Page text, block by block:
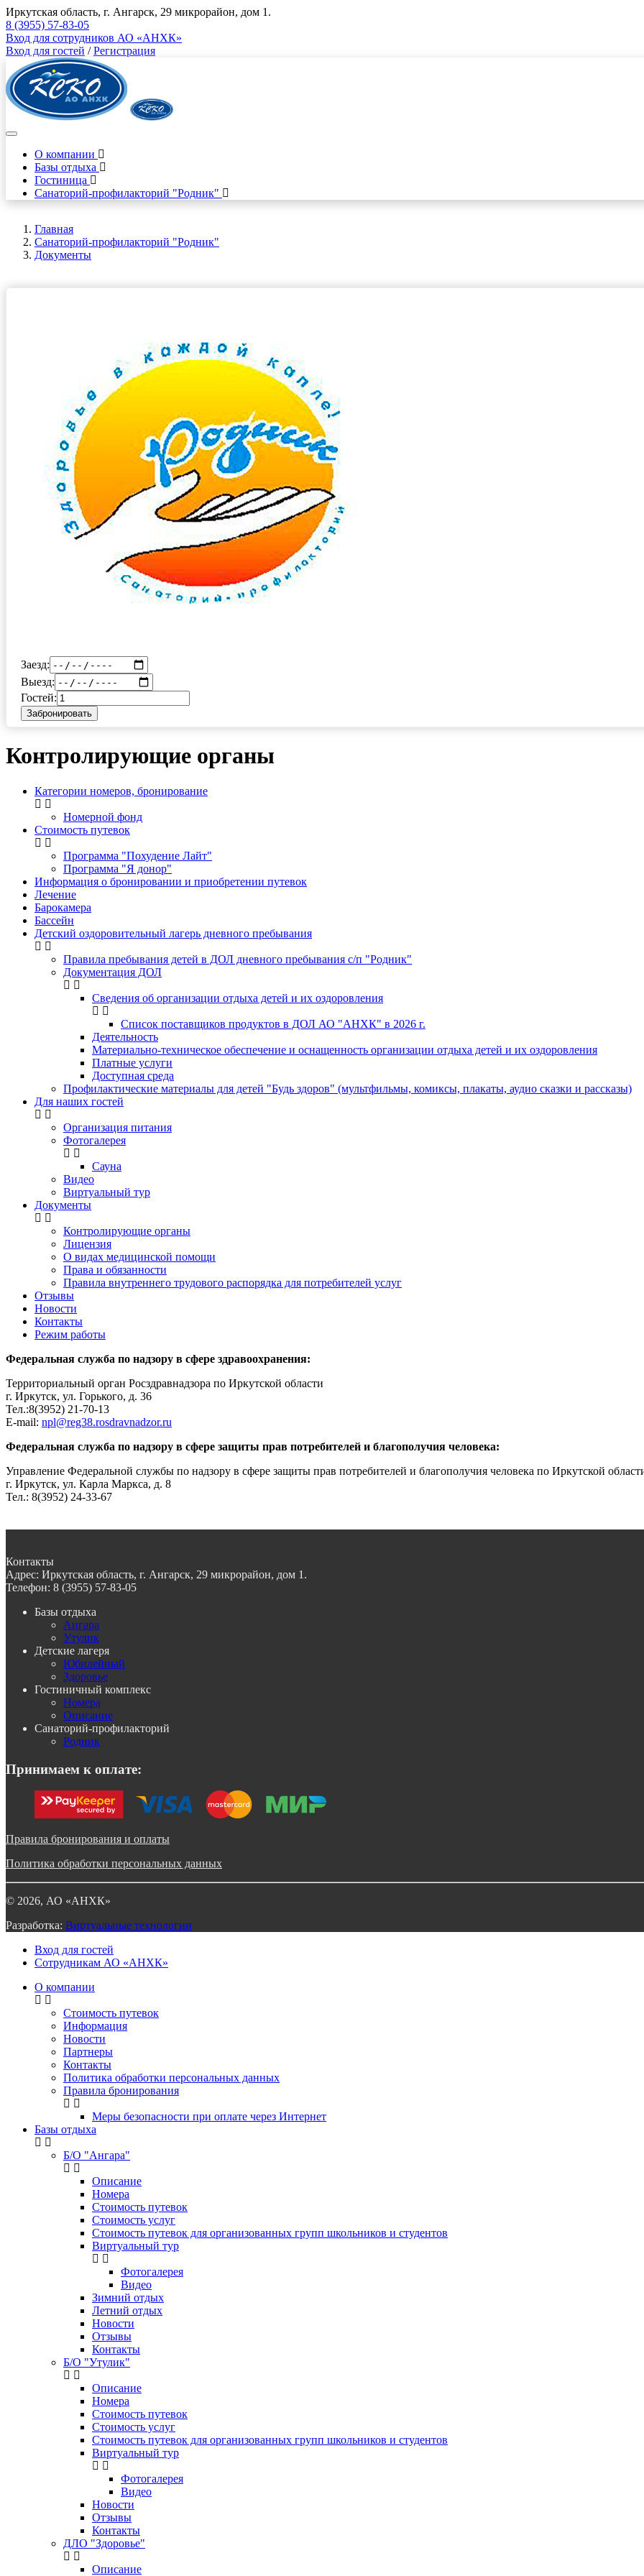
Иркутская область, г. Ангарск, 29 микрорайон, дом 1.
8 (3955) 57-83-05
Вход для сотрудников АО «АНХК»
Вход для гостей /Регистрация
О компании
Базы отдыха
Гостиница
Санаторий-профилакторий "Родник"
Главная
Санаторий-профилакторий "Родник"
Документы
Заезд:
Выезд:
Гостей:
Забронировать
Контролирующие органы
Категории номеров, бронирование
Номерной фонд
Стоимость путевок
Программа "Похудение Лайт"
Программа "Я донор"
Информация о бронировании и приобретении путевок
Лечение
Барокамера
Бассейн
Детский оздоровительный лагерь дневного пребывания
Правила пребывания детей в ДОЛ дневного пребывания с/п "Родник"
Документация ДОЛ
Сведения об организации отдыха детей и их оздоровления
Список поставщиков продуктов в ДОЛ АО "АНХК" в 2026 г.
Деятельность
Материально-техническое обеспечение и оснащенность организации отдыха детей и их оздоровления
Платные услуги
Доступная среда
Профилактические материалы для детей "Будь здоров" (мультфильмы, комиксы, плакаты, аудио сказки и рассказы)
Для наших гостей
Организация питания
Фотогалерея
Сауна
Видео
Виртуальный тур
Документы
Контролирующие органы
Лицензия
О видах медицинской помощи
Права и обязанности
Правила внутреннего трудового распорядка для потребителей услуг
Отзывы
Новости
Контакты
Режим работы
Федеральная служба по надзору в сфере здравоохранения:
Территориальный орган Росздравнадзора по Иркутской области
г. Иркутск, ул. Горького, д. 36
Тел.:8(3952) 21-70-13
E-mail: npl@reg38.rosdravnadzor.ru
Федеральная служба по надзору в сфере защиты прав потребителей и благополучия человека:
Управление Федеральной службы по надзору в сфере защиты прав потребителей и благополучия человека по Иркутской
г. Иркутск, ул. Карла Маркса, д. 8
Тел.: 8(3952) 24-33-67
Контакты
Адрес: Иркутская область, г. Ангарск, 29 микрорайон, дом 1.
Телефон: 8 (3955) 57-83-05
Базы отдыха
Ангара
Утулик
Детские лагеря
Юбилейный
Здоровье
Гостиничный комплекс
Номера
Описание
Санаторий-профилакторий
Родник
Принимаем к оплате:
Правила бронирования и оплаты
Политика обработки персональных данных
© 2026, АО «АНХК»
Разработка: Виртуальные технологии
Вход для гостей
Сотрудникам АО «АНХК»
О компании
Стоимость путевок
Информация
Новости
Партнеры
Контакты
Политика обработки персональных данных
Правила бронирования
Меры безопасности при оплате через Интернет
Базы отдыха
Б/О "Ангара"
Описание
Номера
Стоимость путевок
Стоимость услуг
Стоимость путевок для организованных групп школьников и студентов
Виртуальный тур
Фотогалерея
Видео
Зимний отдых
Летний отдых
Новости
Отзывы
Контакты
Б/О "Утулик"
Описание
Номера
Стоимость путевок
Стоимость услуг
Стоимость путевок для организованных групп школьников и студентов
Виртуальный тур
Фотогалерея
Видео
Новости
Отзывы
Контакты
ДЛО "Здоровье"
Описание